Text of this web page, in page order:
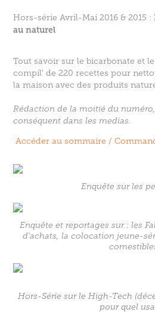
Hors-série Avril-Mai 2016 & 2015 :
au naturel
Tout savoir sur le bicarbonate et
compil' de 220 recettes pour
la maison avec des produits
Rédaction de la moitié du
conséquent dans les medias.
Accéder au sommaire /
Enquête sur les
Enquête et reportages sur : les
d'achats, la colocation jeune-
Hors-Série sur le High-Tech
pour quel